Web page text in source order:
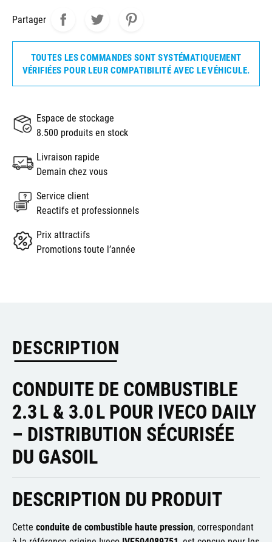
Partager
TOUTES LES COMMANDES SONT SYSTÉMATIQUEMENT
VÉRIFIÉES POUR LEUR COMPATIBILITÉ AVEC LE VÉHICULE.
Espace de stockage
8.500 produits en stock
Livraison rapide
Demain chez vous
Service client
Reactifs et professionnels
Prix attractifs
Promotions toute l’année
DESCRIPTION
CONDUITE DE COMBUSTIBLE
2.3 L & 3.0 L POUR IVECO DAILY
– DISTRIBUTION SÉCURISÉE
DU GASOIL
DESCRIPTION DU PRODUIT
Cette conduite de combustible haute pression, correspondant